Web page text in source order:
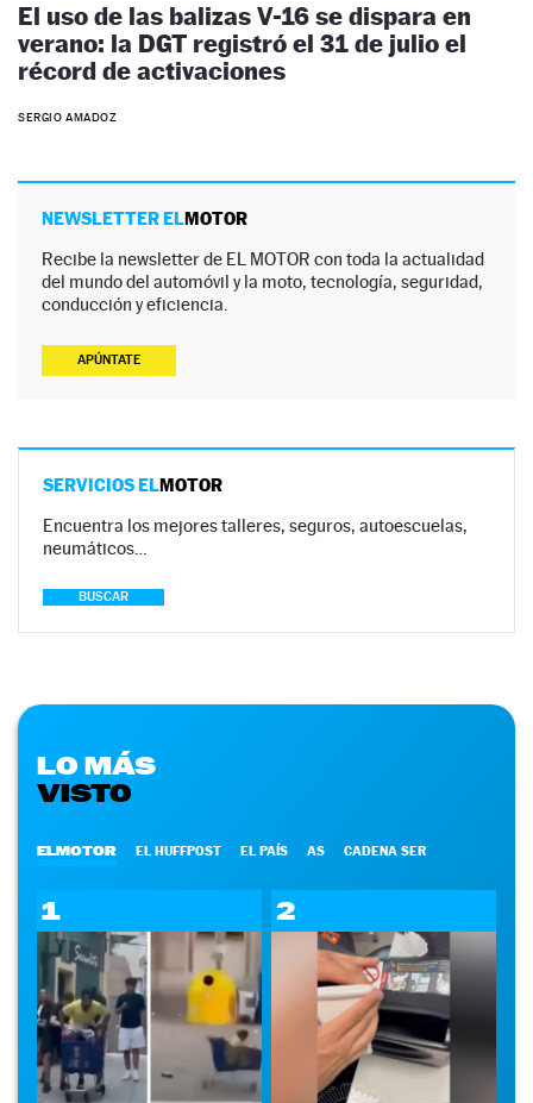
El uso de las balizas V-16 se dispara en
verano: la DGT registró el 31 de julio el
récord de activaciones
SERGIO AMADOZ
NEWSLETTER ELMOTOR
Recibe la newsletter de EL MOTOR con toda la actualidad
del mundo del automóvil y la moto, tecnología, seguridad,
conducción y eficiencia.
APÚNTATE
SERVICIOS ELMOTOR
Encuentra los mejores talleres, seguros, autoescuelas,
neumáticos…
BUSCAR
LO MÁS
VISTO
ELMOTOR EL HUFFPOST EL PAÍS AS CADENA SER
1 2